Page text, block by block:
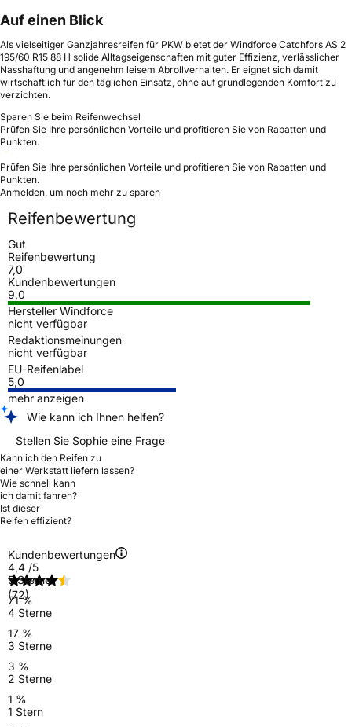
Auf einen Blick
Als vielseitiger Ganzjahresreifen für PKW bietet der Windforce Catchfors AS 2
195/60 R15 88 H solide Alltagseigenschaften mit guter Effizienz, verlässlicher
Nasshaftung und angenehm leisem Abrollverhalten. Er eignet sich damit
wirtschaftlich für den täglichen Einsatz, ohne auf grundlegenden Komfort zu
verzichten.
Sparen Sie beim Reifenwechsel
Prüfen Sie Ihre persönlichen Vorteile und profitieren Sie von Rabatten und
Punkten.
Prüfen Sie Ihre persönlichen Vorteile und profitieren Sie von Rabatten und
Punkten.
Anmelden, um noch mehr zu sparen
Reifenbewertung
Gut
Reifenbewertung
7,0
Kundenbewertungen
9,0
Hersteller Windforce
nicht verfügbar
Redaktionsmeinungen
nicht verfügbar
EU-Reifenlabel
5,0
mehr anzeigen
Wie kann ich Ihnen helfen?
Stellen Sie Sophie eine Frage
Kann ich den Reifen zu
einer Werkstatt liefern lassen?
Wie schnell kann
ich damit fahren?
Ist dieser
Reifen effizient?
Kundenbewertungen
4,4 /5
(72)
5 Sterne
71 %
4 Sterne
17 %
3 Sterne
3 %
2 Sterne
1 %
1 Stern